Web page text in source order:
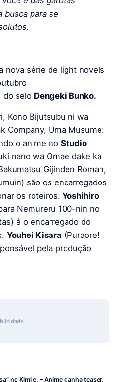
busca para se
nova série de light novels
do selo Dengeki Bunko.
Kono Bijutsubu ni wa
Company, Uma Musume:
o anime no Studio
nano wa Omae dake ka
Gijinden Roman,
são os encarregados
os roteiros. Yoshihiro
Nemureru 100-nin no
é o encarregado do
Youhei Kisara (Puraore!
pela produção
no Kimi e. – Anime ganha teaser,